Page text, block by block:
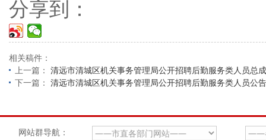
分享到：
相关稿件：
上一篇： 清远市清城区机关事务管理局公开招聘后勤服务类人员总
下一篇： 清远市清城区机关事务管理局公开招聘后勤服务类人员公告
网站群导航：